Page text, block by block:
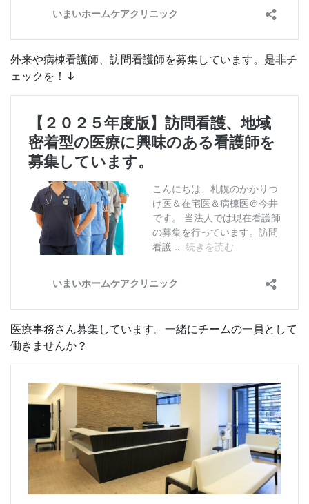
外来や病棟看護師、訪問看護師を募集しています。是非チ
ェックを！↓
医療事務さん募集しています。一緒にチームの一員として
働きませんか？